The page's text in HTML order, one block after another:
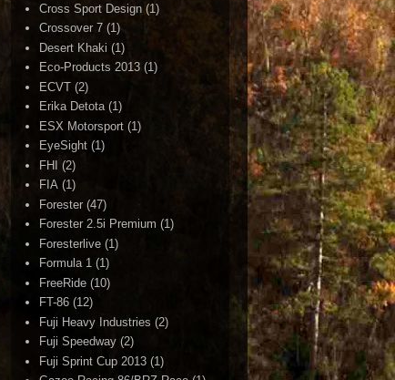
Cross Sport Design (1)
Crossover 7 (1)
Desert Khaki (1)
Eco-Products 2013 (1)
ECVT (2)
Erika Detota (1)
ESX Motorsport (1)
EyeSight (1)
FHI
(2)
FIA (1)
Forester (47)
Forester 2.5i Premium (1)
Foresterlive (1)
Formula 1 (1)
FreeRide (10)
FT-86 (12)
Fuji Heavy Industries (2)
Fuji Speedway (2)
Fuji Sprint Cup 2013 (1)